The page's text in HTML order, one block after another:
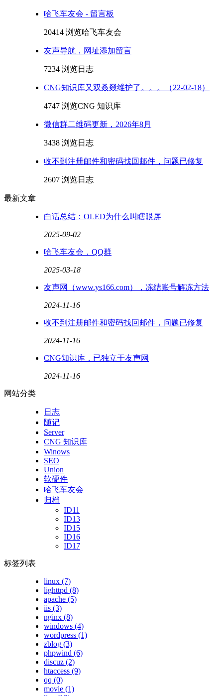
哈飞车友会 - 留言板
20414 浏览哈飞车友会
友声导航，网址添加留言
7234 浏览日志
CNG知识库又双叒叕维护了。。。（22-02-18）
4747 浏览CNG 知识库
微信群二维码更新，2026年8月
3438 浏览日志
收不到注册邮件和密码找回邮件，问题已修复
2607 浏览日志
最新文章
白话总结：OLED为什么叫瞎眼屏
2025-09-02
哈飞车友会，QQ群
2025-03-18
友声网（www.ys166.com），冻结账号解冻方法
2024-11-16
收不到注册邮件和密码找回邮件，问题已修复
2024-11-16
CNG知识库，已独立于友声网
2024-11-16
网站分类
日志
随记
Server
CNG 知识库
Winows
SEO
Union
软硬件
哈飞车友会
归档
ID11
ID13
ID15
ID16
ID17
标签列表
linux (7)
lighttpd (8)
apache (5)
iis (3)
nginx (8)
windows (4)
wordpress (1)
zblog (3)
phpwind (6)
discuz (2)
htaccess (9)
qq (0)
movie (1)